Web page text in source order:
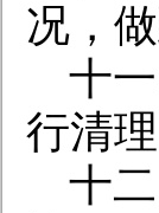
况，
十
行清
十